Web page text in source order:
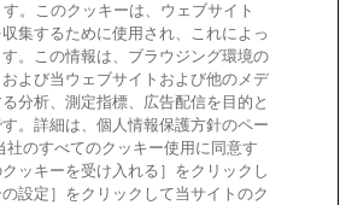
録者）
（MCUG会員専用）
ちら
専用サイト
す。このクッキーは、ウェブサイト
集するために使用され、これによっ
。この情報は、ブラウジング環境の
よび当ウェブサイトおよび他のメデ
分析、測定指標、広告配信を目的と
。詳細は、個人情報保護方針のペー
社のすべてのクッキー使用に同意す
ッキーを受け入れる］をクリックし
設定］をクリックして当サイトのク